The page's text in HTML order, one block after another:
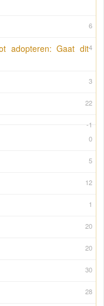
6
4
adopteren: Gaat dit
3
22
-1
0
5
12
1
20
20
30
28